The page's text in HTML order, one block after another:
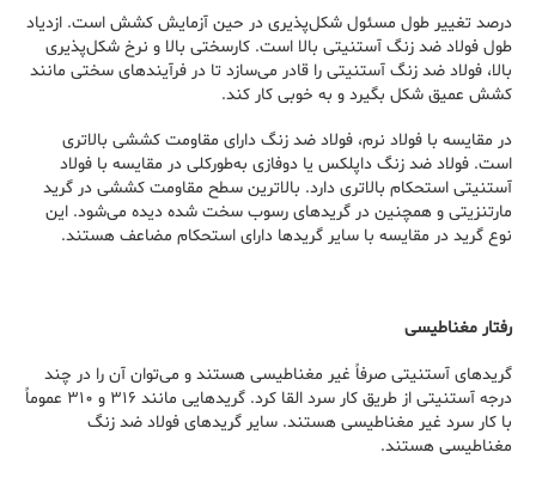
درصد تغییر طول مسئول شکل‌پذیری در حین آزمایش کشش است. ازدیاد
طول فولاد ضد زنگ آستنیتی بالا است. کارسختی بالا و نرخ شکل‌پذیری
بالا، فولاد ضد زنگ آستنیتی را قادر می‌سازد تا در فرآیندهای سختی مانند
کشش عمیق شکل بگیرد و به خوبی کار کند.
در مقایسه با فولاد نرم، فولاد ضد زنگ دارای مقاومت کششی بالاتری
است. فولاد ضد زنگ داپلکس یا دوفازی به‌طورکلی در مقایسه با فولاد
آستنیتی استحکام بالاتری دارد. بالاترین سطح مقاومت کششی در گرید
مارتنزیتی و همچنین در گریدهای رسوب سخت شده دیده می‌شود. این
نوع گرید در مقایسه با سایر گریدها دارای استحکام مضاعف هستند.
رفتار مغناطیسی
گریدهای آستنیتی صرفاً غیر مغناطیسی هستند و می‌توان آن را در چند
درجه آستنیتی از طریق کار سرد القا کرد. گریدهایی مانند ۳۱۶ و ۳۱۰ عموماً
با کار سرد غیر مغناطیسی هستند. سایر گریدهای فولاد ضد زنگ
مغناطیسی هستند.